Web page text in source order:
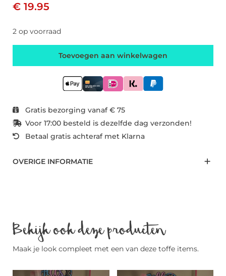
€ 19.95
2 op voorraad
Toevoegen aan winkelwagen
Gratis bezorging vanaf € 75
Voor 17:00 besteld is dezelfde dag verzonden!
Betaal gratis achteraf met Klarna
OVERIGE INFORMATIE
Bekijk ook deze producten
Maak je look compleet met een van deze toffe items.